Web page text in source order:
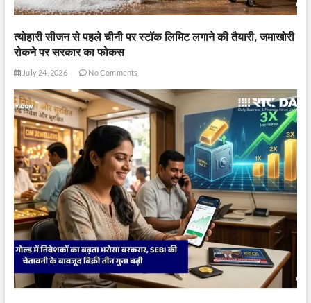
त्योहारी सीजन से पहले चीनी पर स्टॉक लिमिट लगाने की तैयारी, जमाखोरी
रोकने पर सरकार का फोकस
July 24, 2026 No Comments